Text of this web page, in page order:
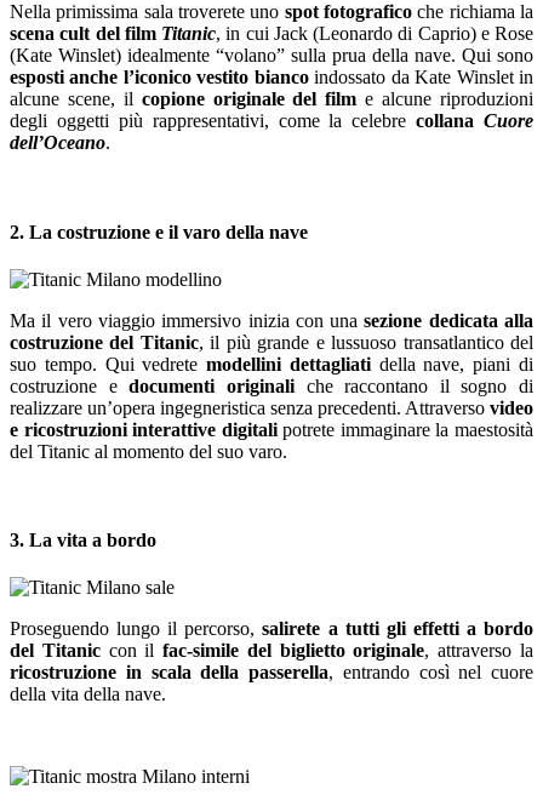
Nella primissima sala troverete uno spot fotografico che richiama la
scena cult del film Titanic, in cui Jack (Leonardo di Caprio) e Rose
(Kate Winslet) idealmente “volano” sulla prua della nave. Qui sono
esposti anche l’iconico vestito biancoindossato da Kate Winslet in
alcune scene, il copione originale del film e alcune riproduzioni
degli oggetti più rappresentativi, come la celebrecollana Cuore
dell’Oceano.
2. La costruzione e il varo della nave
Ma il vero viaggio immersivo inizia con unasezione dedicata alla
costruzione del Titanic, il più grande e lussuoso transatlantico del
suo tempo. Qui vedretemodellini dettagliatidella nave, piani di
costruzione edocumenti originaliche raccontano il sogno di
realizzare un’opera ingegneristica senza precedenti. Attraverso video
e ricostruzioni interattive digitalipotrete immaginare la maestosità
del Titanic al momento del suo varo.
3. La vita a bordo
Proseguendo lungo il percorso,salirete a tutti gli effetti a bordo
del Titaniccon ilfac-simile del biglietto originale, attraverso la
ricostruzione in scala della passerella, entrando così nel cuore
della vita della nave.